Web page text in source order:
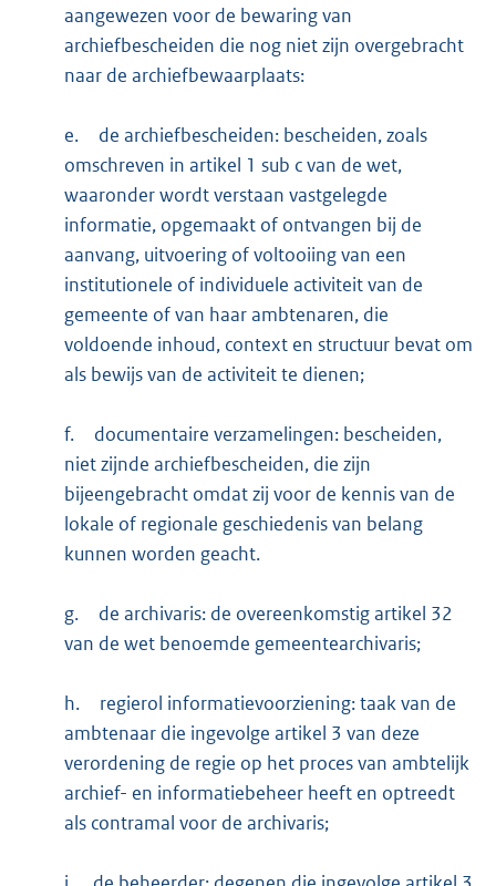
aangewezen voor de bewaring van
archiefbescheiden die nog niet zijn overgebracht
naar de archiefbewaarplaats:
e.
de archiefbescheiden: bescheiden, zoals
omschreven in artikel 1 sub c van de wet,
waaronder wordt verstaan vastgelegde
informatie, opgemaakt of ontvangen bij de
aanvang, uitvoering of voltooiing van een
institutionele of individuele activiteit van de
gemeente of van haar ambtenaren, die
voldoende inhoud, context en structuur bevat om
als bewijs van de activiteit te dienen;
f.
documentaire verzamelingen: bescheiden,
niet zijnde archiefbescheiden, die zijn
bijeengebracht omdat zij voor de kennis van de
lokale of regionale geschiedenis van belang
kunnen worden geacht.
g.
de archivaris: de overeenkomstig artikel 32
van de wet benoemde gemeentearchivaris;
h.
regierol informatievoorziening: taak van de
ambtenaar die ingevolge artikel 3 van deze
verordening de regie op het proces van ambtelijk
archief- en informatiebeheer heeft en optreedt
als contramal voor de archivaris;